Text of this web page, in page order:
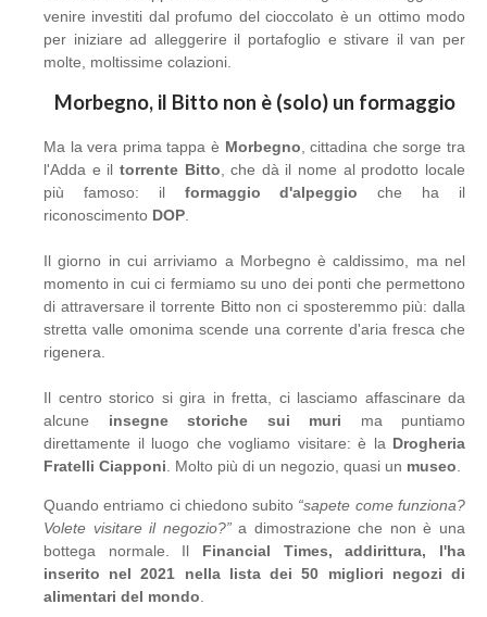
venire investiti dal profumo del cioccolato è un ottimo modo
per iniziare ad alleggerire il portafoglio e stivare il van per
molte, moltissime colazioni.
Morbegno, il Bitto non è (solo) un formaggio
Ma la vera prima tappa è Morbegno , cittadina che sorge tra
l'Adda e il torrente Bitto , che dà il nome al prodotto locale
più famoso: il formaggio d'alpeggio che ha il
riconoscimento DOP
Il giorno in cui arriviamo a Morbegno è caldissimo, ma nel
momento in cui ci fermiamo su uno dei ponti che permettono
di attraversare il torrente Bitto non ci sposteremmo più: dalla
stretta valle omonima scende una corrente d'aria fresca che
rigenera.
Il centro storico si gira in fretta, ci lasciamo affascinare da
alcune insegne storiche sui muri ma puntiamo
direttamente il luogo che vogliamo visitare: è la Drogheria
Fratelli Ciapponi . Molto più di un negozio, quasi un museo
Quando entriamo ci chiedono subito “sapete come funziona?
Volete visitare il negozio?”a dimostrazione che non è una
bottega normale. Il Financial Times, addirittura, l'ha
inserito nel 2021 nella lista dei 50 migliori negozi di
alimentari del mondo